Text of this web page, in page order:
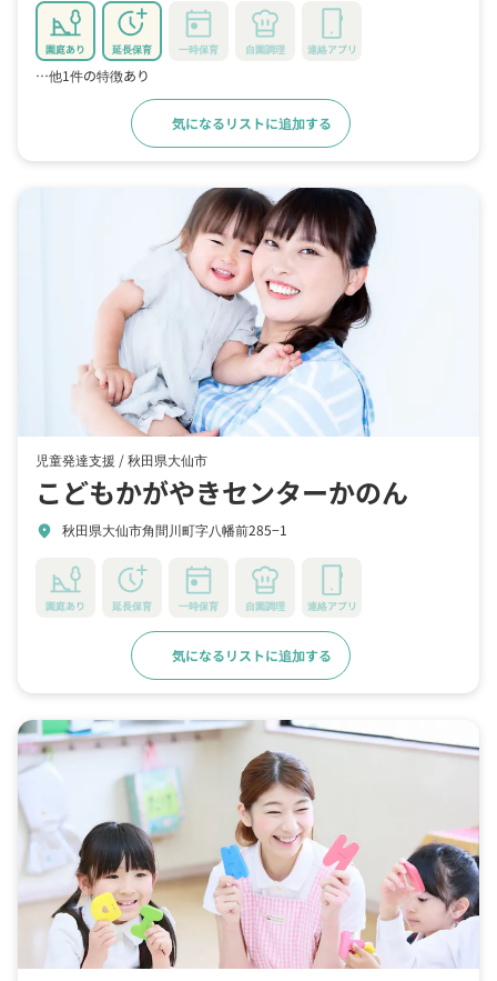
園庭あり 延長保育 一時保育 自園調理 連絡アプリ
…他1件の特徴あり
気になるリストに追加する
児童発達支援 /秋田県大仙市
こどもかがやきセンターかのん
location_on 秋田県大仙市角間川町字八幡前285−1
園庭あり 延長保育 一時保育 自園調理 連絡アプリ
気になるリストに追加する